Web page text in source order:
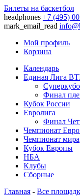
Билеты на баскетбол
headphones +7 (495)
mark_email_read
Мой профиль
Корзина
Календарь
Единая Лига
Финал
Кубок России
Евролига
Финал
Чемпионат
Чемпионат мира
Кубок Европы
НБА
Клубы
Сборные
Главная - Все